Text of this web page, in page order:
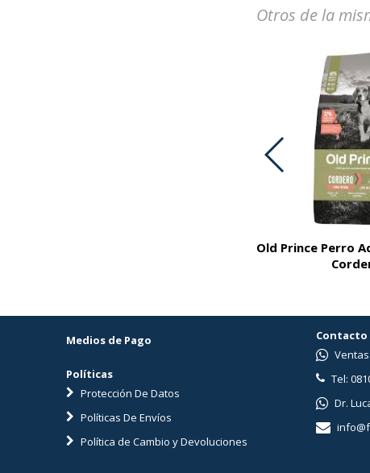
Otros de la
Old Prince Perro
Medios de Pago
Políticas
Protección De Datos
Políticas De Envíos
Política de Cambio y Devoluciones
Contacto
Tel:
Dr.